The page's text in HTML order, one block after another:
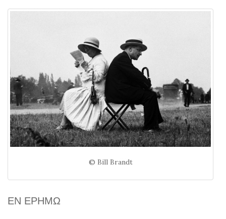
© Bill Brandt
ΕΝ ΕΡΗΜΩ